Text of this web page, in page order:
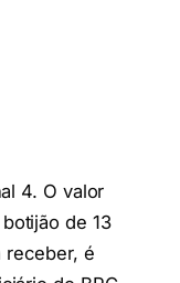
4. O valor
de 13
receber, é